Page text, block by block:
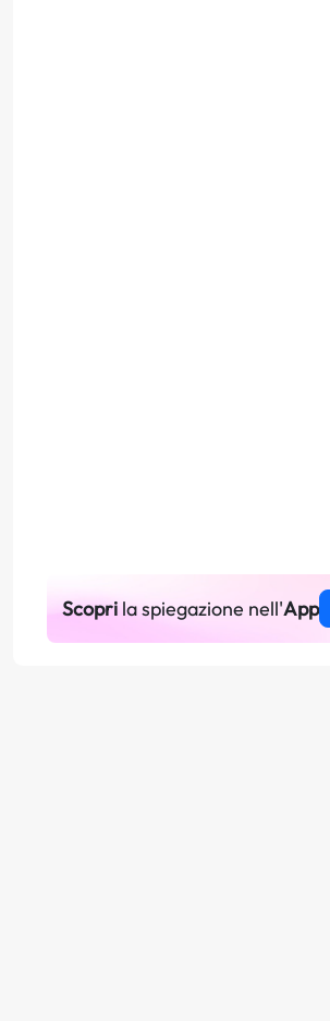
Scoprila spiegazione nell'App